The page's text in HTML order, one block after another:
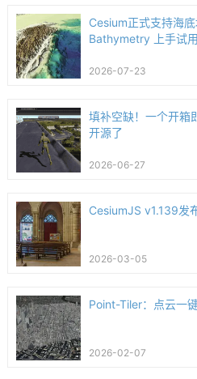
Cesium正式支持海
Bathymetry 上手试
2026-07-23
填补空缺！一个开箱
开源了
2026-06-27
CesiumJS v1.139发
2026-03-05
Point-Tiler：点云一
2026-02-07